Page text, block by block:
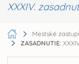
XXXIV.
Mestské
ZASADNUTIE: